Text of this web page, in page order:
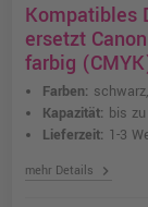
Kompatibles
ersetzt
farbig
Farben:
Kapazität: bis
Lieferzeit: 1-3
mehr Details chevron_right